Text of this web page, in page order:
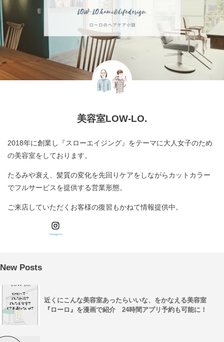
美容室LOW-LO.
2018年に創業し『スローエイジング』をテーマに大人女子のため
の美容室をしております。
たるみや衰え、髪質の変化を先回りケアをしながらカットカラー
でフルサービスを提供する営業形態。
ご来店していただくお客様の復習もかねて情報提供中。
Instagram
New Posts
近くにこんな美容室あったらいいな、をかなえる美容室
『ローロ』を漫画で紹介 24時間アプリ予約も可能に！